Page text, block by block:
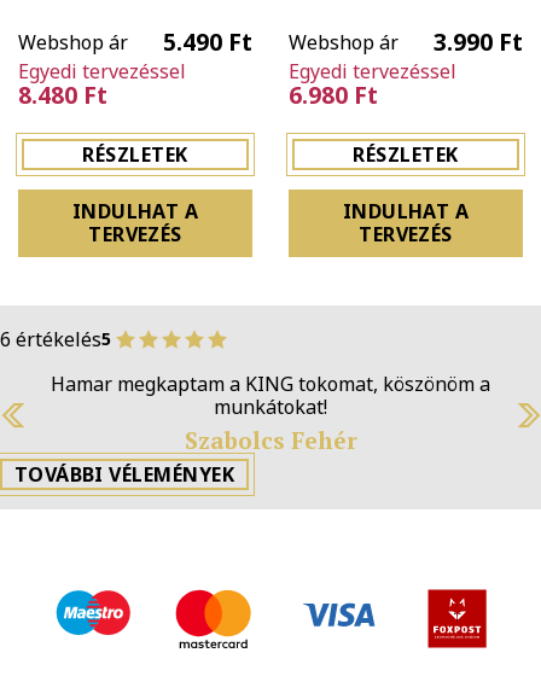
Webshop ár 5.490 Ft
Egyedi tervezéssel
8.480 Ft
RÉSZLETEK
INDULHAT A
TERVEZÉS
Webshop ár 3.990 Ft
Egyedi tervezéssel
6.980 Ft
RÉSZLETEK
INDULHAT A
TERVEZÉS
6 értékelés5
Páromnak csináltattam tokot a mocijáról
szülinapjára. Hamar elkészült, fantasztikus ajándék
lett, köszönjük!
Lilla Debreczeni
TOVÁBBI VÉLEMÉNYEK